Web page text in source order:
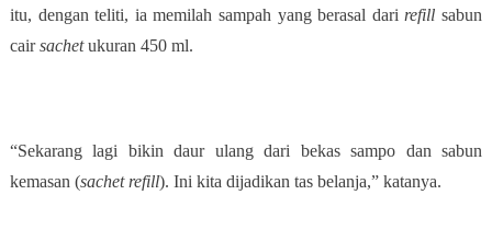
itu, dengan teliti, ia memilah sampah yang berasal dari refill sabun
cairsachetukuran 450 ml.
“Sekarang lagi bikin daur ulang dari bekas sampo dan sabun
kemasan (sachet refill). Ini kita dijadikan tas belanja,” katanya.